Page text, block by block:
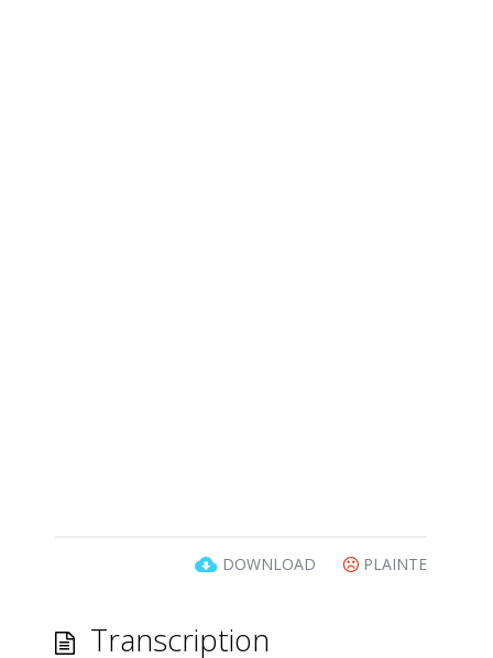
DOWNLOAD PLAINTE
Transcription